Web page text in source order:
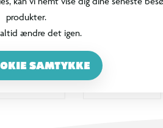
produkter.
ændre det igen.
SAMTYKKE